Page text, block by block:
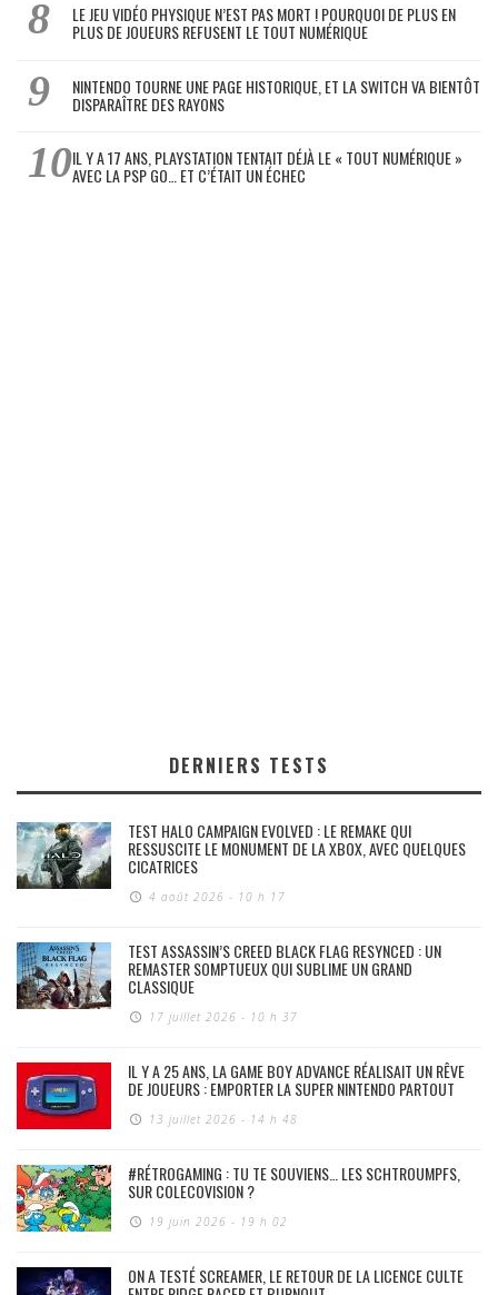
LE JEU VIDÉO PHYSIQUE N’EST PAS MORT ! POURQUOI DE PLUS EN
PLUS DE JOUEURS REFUSENT LE TOUT NUMÉRIQUE
NINTENDO TOURNE UNE PAGE HISTORIQUE, ET LA SWITCH VA BIENTÔT
DISPARAÎTRE DES RAYONS
IL Y A 17 ANS, PLAYSTATION TENTAIT DÉJÀ LE « TOUT NUMÉRIQUE »
AVEC LA PSP GO… ET C’ÉTAIT UN ÉCHEC
DERNIERS TESTS
TEST HALO CAMPAIGN EVOLVED : LE REMAKE QUI
RESSUSCITE LE MONUMENT DE LA XBOX, AVEC QUELQUES
CICATRICES
4 août 2026 - 10 h 17
TEST ASSASSIN’S CREED BLACK FLAG RESYNCED : UN
REMASTER SOMPTUEUX QUI SUBLIME UN GRAND
CLASSIQUE
17 juillet 2026 - 10 h 37
IL Y A 25 ANS, LA GAME BOY ADVANCE RÉALISAIT UN RÊVE
DE JOUEURS : EMPORTER LA SUPER NINTENDO PARTOUT
13 juillet 2026 - 14 h 48
#RÉTROGAMING : TU TE SOUVIENS… LES SCHTROUMPFS,
SUR COLECOVISION ?
19 juin 2026 - 19 h 02
ON A TESTÉ SCREAMER, LE RETOUR DE LA LICENCE CULTE